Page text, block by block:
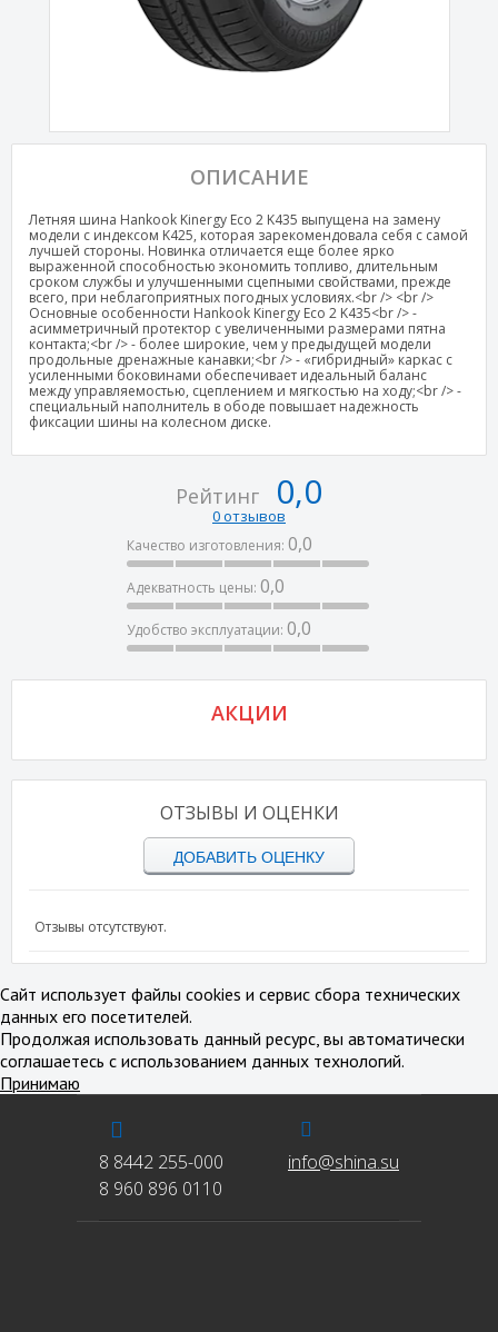
ОПИСАНИЕ
Летняя шина Hankook Kinergy Eco 2 K435 выпущена на замену
модели с индексом K425, которая зарекомендовала себя с самой
лучшей стороны. Новинка отличается еще более ярко
выраженной способностью экономить топливо, длительным
сроком службы и улучшенными сцепными свойствами, прежде
всего, при неблагоприятных погодных условиях.<br /> <br />
Основные особенности Hankook Kinergy Eco 2 K435<br /> -
асимметричный протектор с увеличенными размерами пятна
контакта;<br /> - более широкие, чем у предыдущей модели
продольные дренажные канавки;<br /> - «гибридный» каркас с
усиленными боковинами обеспечивает идеальный баланс
между управляемостью, сцеплением и мягкостью на ходу;<br /> -
специальный наполнитель в ободе повышает надежность
фиксации шины на колесном диске.
Рейтинг 0,0
0 отзывов
Качество изготовления: 0,0
Адекватность цены: 0,0
Удобство эксплуатации: 0,0
АКЦИИ
ОТЗЫВЫ И ОЦЕНКИ
ДОБАВИТЬ ОЦЕНКУ
Отзывы отсутствуют.
8 8442 255-000
8 960 896 0110
info@shina.su
Сайт использует файлы cookies и сервис сбора технических
данных его посетителей.
Продолжая использовать данный ресурс, вы автоматически
соглашаетесь с использованием данных технологий.
Принимаю